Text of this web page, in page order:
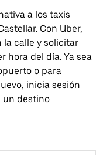
a los taxis
Con Uber,
la calle y solicitar
hora del día. Ya sea
o para
inicia sesión
un destino